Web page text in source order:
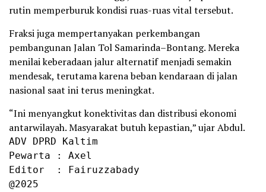
rutin memperburuk kondisi ruas-ruas vital tersebut.
Fraksi juga mempertanyakan perkembangan
pembangunan Jalan Tol Samarinda–Bontang. Mereka
menilai keberadaan jalur alternatif menjadi semakin
mendesak, terutama karena beban kendaraan di jalan
nasional saat ini terus meningkat.
“Ini menyangkut konektivitas dan distribusi ekonomi
antarwilayah. Masyarakat butuh kepastian,” ujar Abdul.
ADV DPRD Kaltim
Pewarta : Axel
Editor  : Fairuzzabady
@2025